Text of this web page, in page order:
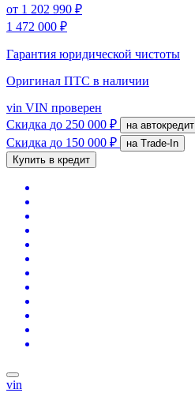
от 1 202 990 ₽
1 472 000 ₽
Гарантия юридической чистоты
Оригинал ПТС в наличии
vin VIN проверен
Скидка до 250 000 ₽ на автокредит
Скидка до 150 000 ₽
на Trade-In
Купить в кредит
vin